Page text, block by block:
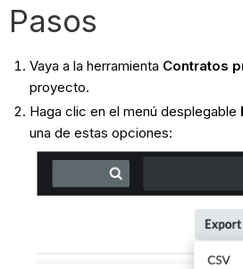
Pasos
Vaya a la herramienta Contratos
proyecto.
Haga clic en el menú desplegable
una de estas opciones: